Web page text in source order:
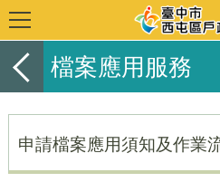
檔案應用服務
申請檔案應用須知及作業